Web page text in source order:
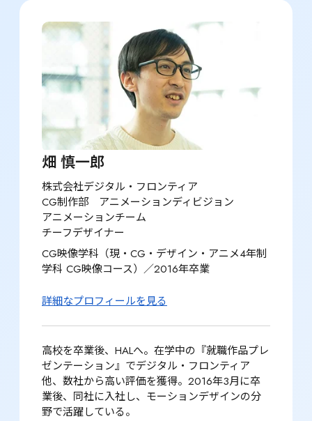
畑 慎一郎
株式会社デジタル・フロンティア
CG制作部　アニメーションディビジョン
アニメーションチーム
チーフデザイナー
CG映像学科（現・CG・デザイン・アニメ4年制
学科 CG映像コース）／2016年卒業
詳細なプロフィールを見る
高校を卒業後、HALへ。在学中の『就職作品プレ
ゼンテーション』でデジタル・フロンティア
他、数社から高い評価を獲得。2016年3月に卒
業後、同社に入社し、モーションデザインの分
野で活躍している。